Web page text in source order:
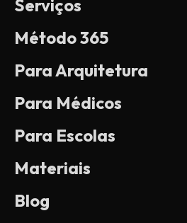
Serviços
Método 365
Para Arquitetura
Para Médicos
Para Escolas
Materiais
Blog